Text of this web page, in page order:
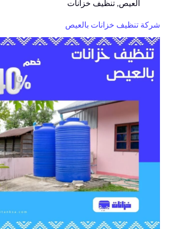
العيص, تنظيف خزانات
شركة تنظيف خزانات بالعيص